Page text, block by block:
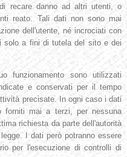
recare danno ad altri utenti, o
reato. Tali dati non sono mai
dell'utente, né incrociati con
a fini di tutela del sito e dei
funzionamento sono utilizzati
e conservati per il tempo
precisate. In ogni caso i dati
forniti mai a terzi, per nessuna
richiesta da parte dell'autorità
I dati però potranno essere
per l'esecuzione di controlli di